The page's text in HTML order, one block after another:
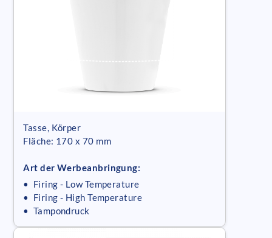
Tasse, Körper
Fläche: 170 x 70 mm
Art der Werbeanbringung:
• Firing - Low Temperature
• Firing - High Temperature
• Tampondruck